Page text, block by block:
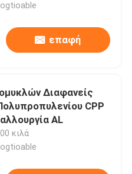
επαφή
Διαφανείς
CPP
AL
κιλά